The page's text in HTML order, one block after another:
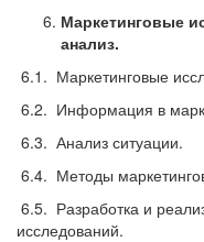
Маркетинговые
анализ.
6.1. Маркетинговые
6.2. Информация в
6.3. Анализ ситуации.
6.4. Методы
6.5. Разработка и
исследований.